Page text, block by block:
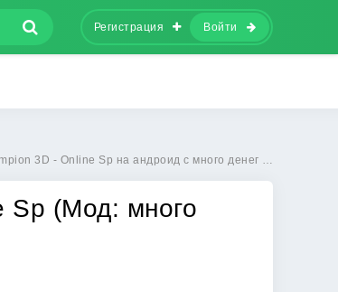
Регистрация Войти
- Online Sp на андроид с много денег бесплатно
Sp (Мод: много